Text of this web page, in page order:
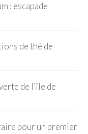
: escapade
de thé de
de l’île de
pour un premier